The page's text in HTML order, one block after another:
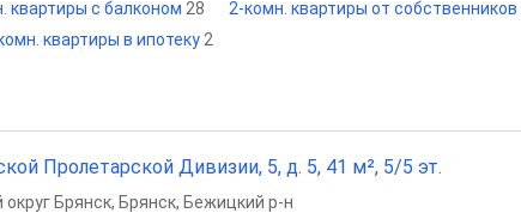
квартиры с балконом 28 2-комн. квартиры от собственников
квартиры в ипотеку 2
Пролетарской Дивизии, 5, д. 5, 41 м², 5/5 эт.
округ Брянск, Брянск, Бежицкий р-н